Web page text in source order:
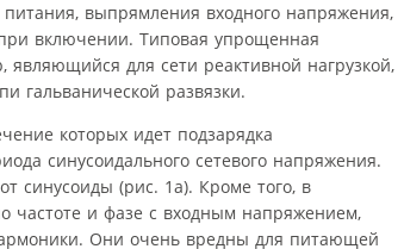
выпрямления входного напряжения,
включении. Типовая упрощенная
для сети реактивной нагрузкой,
гальванической развязки.
которых идет подзарядка
синусоидального сетевого напряжения.
синусоиды (рис. 1а). Кроме того, в
частоте и фазе с входным напряжением,
Они очень вредны для питающей